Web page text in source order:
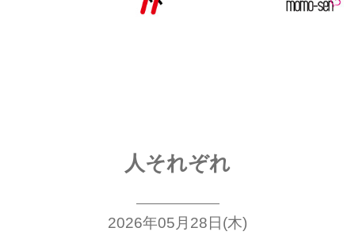
人それぞれ
2026年05月28日(木)